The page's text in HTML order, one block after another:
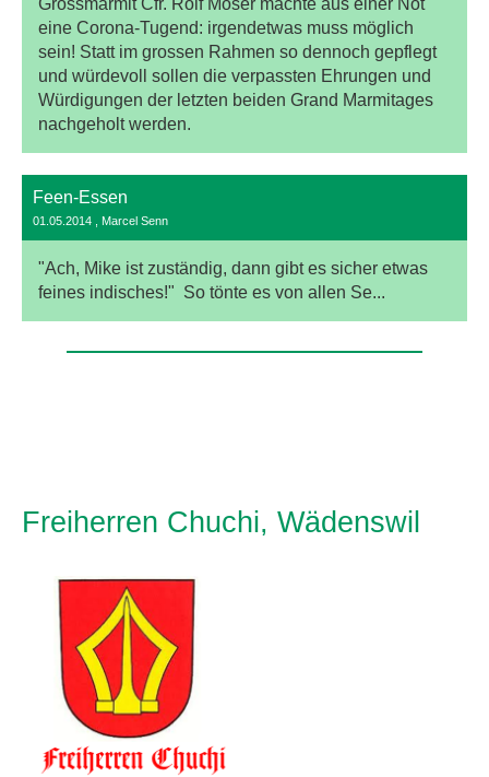
Grossmarmit Cfr. Rolf Moser machte aus einer Not
eine Corona-Tugend: irgendetwas muss möglich
sein! Statt im grossen Rahmen so dennoch gepflegt
und würdevoll sollen die verpassten Ehrungen und
Würdigungen der letzten beiden Grand Marmitages
nachgeholt werden.
Feen-Essen
01.05.2014 , Marcel Senn
"Ach, Mike ist zuständig, dann gibt es sicher etwas
feines indisches!" So tönte es von allen Se...
Freiherren Chuchi, Wädenswil